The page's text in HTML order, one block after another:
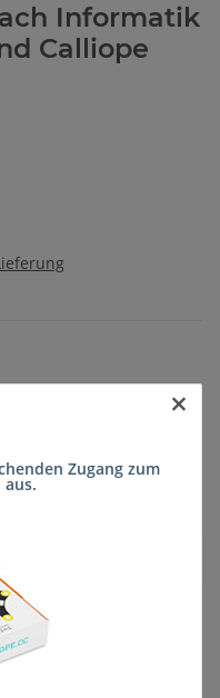
Informatik
Calliope
Frage zum Artikel
×
Zugang zum
aus.